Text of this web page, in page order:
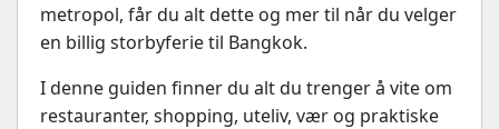
metropol, får du alt dette og mer til når du velger
en billig storbyferie til Bangkok.
I denne guiden finner du alt du trenger å vite om
restauranter, shopping, uteliv, vær og praktiske